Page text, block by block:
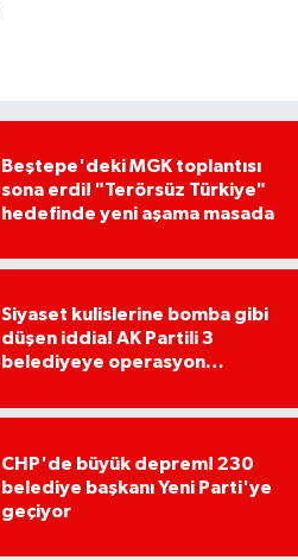
Beştepe'deki MGK toplantısı
sona erdi! "Terörsüz Türkiye"
hedefinde yeni aşama masada
Siyaset kulislerine bomba gibi
düşen iddia! AK Partili 3
belediyeye operasyon
CHP'de büyük deprem! 230
belediye başkanı Yeni Parti'ye
geçiyor